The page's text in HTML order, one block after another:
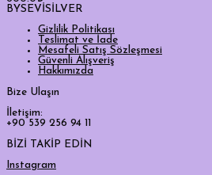
BYSEVİSİLVER
Gizlilik Politikası
Teslimat ve İade
Mesafeli Satış Sözleşmesi
Güvenli Alışveriş
Hakkımızda
Bize Ulaşın
İletişim:
+90 539 256 94 11
BİZİ TAKİP EDİN
Instagram